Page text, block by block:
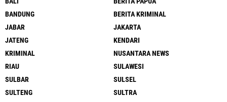
BANDUNG
BERITA KRIMINAL
JABAR
JAKARTA
JATENG
KENDARI
KRIMINAL
NUSANTARA NEWS
RIAU
SULAWESI
SULBAR
SULSEL
SULTENG
SULTRA